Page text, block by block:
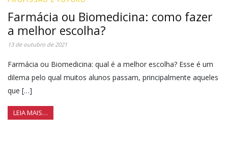
Farmácia ou Biomedicina: como fazer
a melhor escolha?
13 de outubro de 2021
Farmácia ou Biomedicina: qual é a melhor escolha? Esse é um
dilema pelo qual muitos alunos passam, principalmente aqueles
que […]
LEIA MAIS…